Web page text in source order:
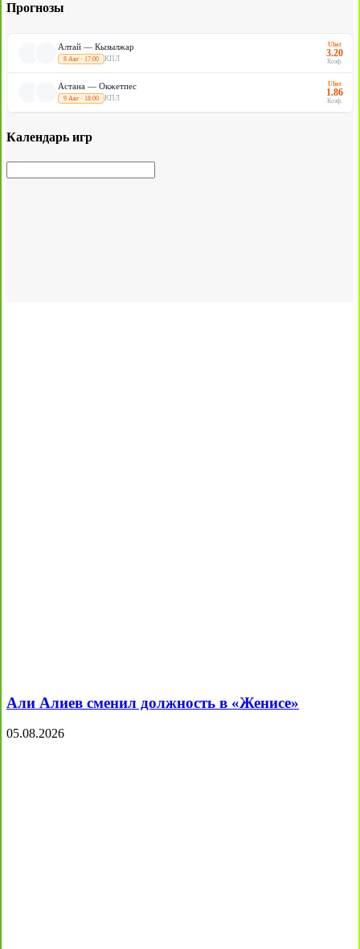
Прогнозы
Алтай — Кызылжар
8 Авг · 17:00 КПЛ
Ubet
3.20
Коэф.
Астана — Окжетпес
9 Авг · 18:00 КПЛ
Ubet
1.86
Коэф.
Календарь игр
Али Алиев сменил должность в «Женисе»
05.08.2026